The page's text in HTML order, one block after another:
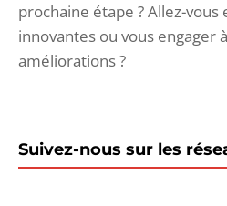
prochaine étape ? Allez-
innovantes ou vous engager
améliorations ?
Suivez-nous sur les